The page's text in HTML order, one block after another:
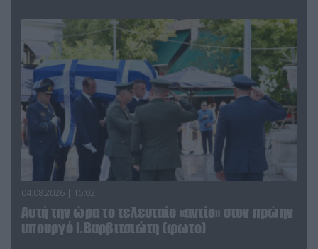
04.08.2026 | 15:02
Αυτή την ώρα το τελευταίο «αντίο» στον πρώην
υπουργό Ι.Βαρβιτσιώτη (φωτο)